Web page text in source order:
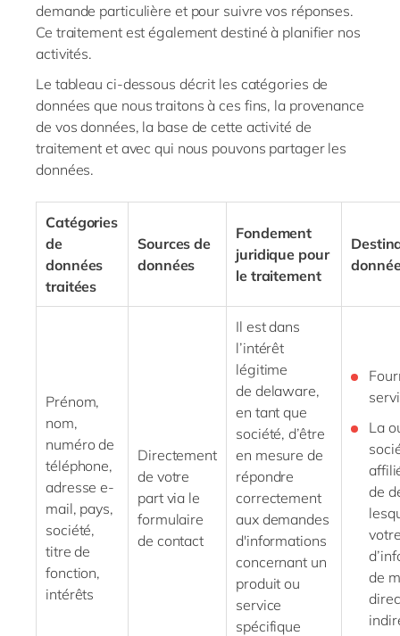
demande particulière et pour suivre vos réponses.
Ce traitement est également destiné à planifier nos
activités.
Le tableau ci-dessous décrit les catégories de
données que nous traitons à ces fins, la provenance
de vos données, la base de cette activité de
traitement et avec qui nous pouvons partager les
données.
Catégories
de
données
traitées
Sources de
données
Fondement
juridique pour
le traitement
Prénom,
nom,
numéro de
téléphone,
adressee-
mail, pays,
société,
titre de
fonction,
intérêts
Directement
de votre
part via le
formulaire
de contact
Il est dans
l’intérêt
légitime
de delaware,
en tant que
société, d’être
en mesure de
répondre
correctement
aux demandes
d'informations
concernant un
produit ou
service
spécifique
La
de
de